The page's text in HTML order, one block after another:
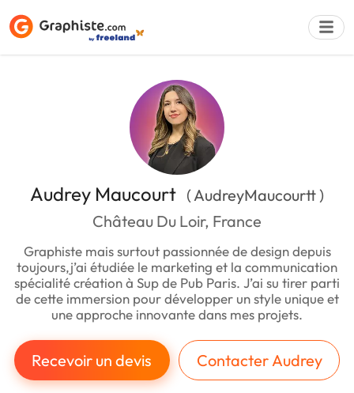
Audrey Maucourt ( AudreyMaucourtt )
Château Du Loir, France
Graphiste mais surtout passionnée de design depuis
toujours,j’ai étudiée le marketing et la communication
spécialité création à Sup de Pub Paris. J’ai su tirer parti
de cette immersion pour développer un style unique et
une approche innovante dans mes projets.
Recevoir un devis Contacter Audrey